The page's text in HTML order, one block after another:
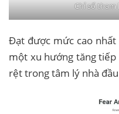
Chỉ số tham
Đạt được mức cao
một xu hướng tăng
rệt trong tâm lý nhà